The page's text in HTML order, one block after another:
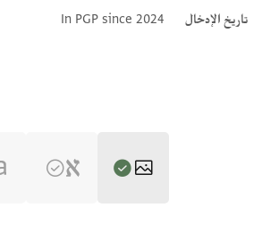
تاريخ الإدخال
In PGP since 2024